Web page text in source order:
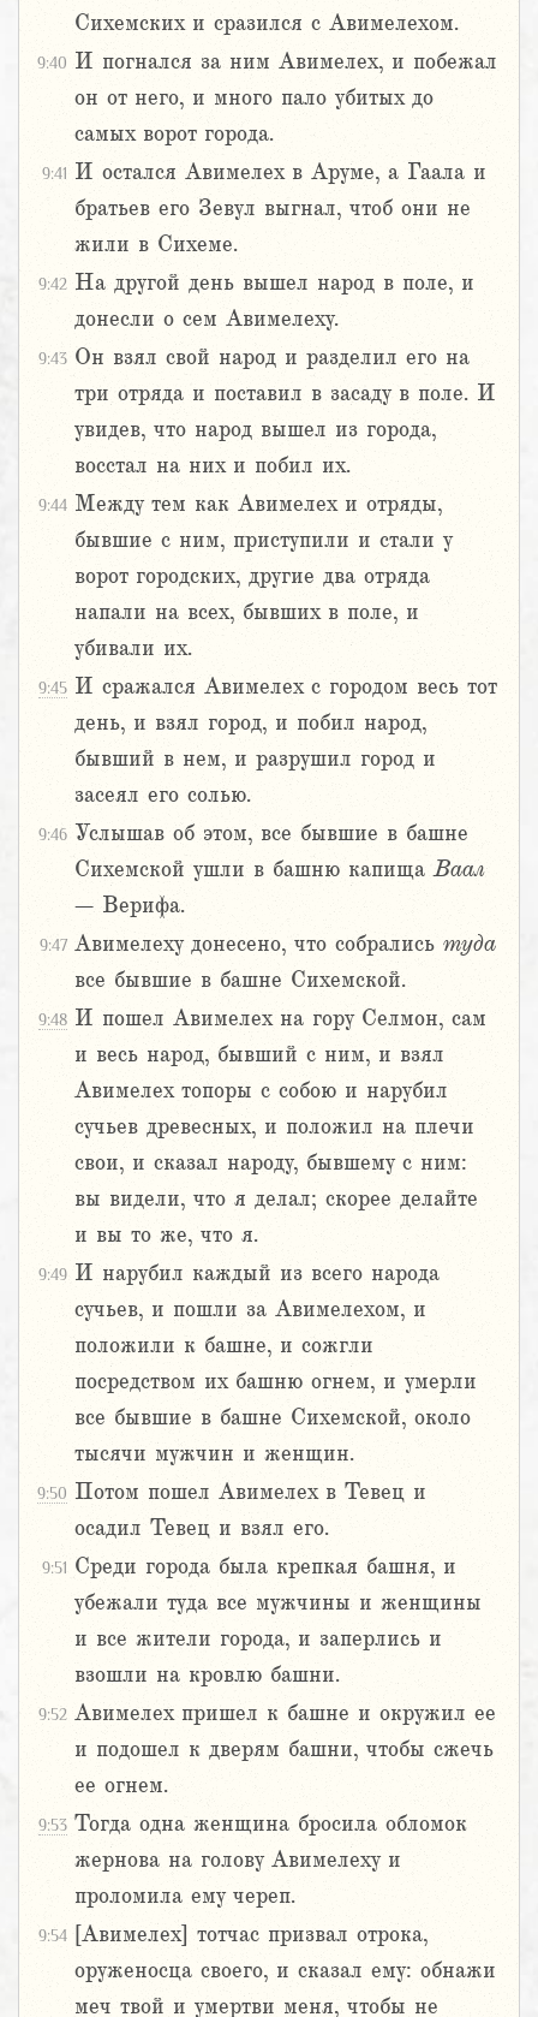
Сихемских и сразился с Авимелехом.
9:40 И погнался за ним Авимелех, и побежал
он от него, и много пало убитых до
самых ворот города.
9:41 И остался Авимелех в Аруме, а Гаала и
братьев его Зевул выгнал, чтоб они не
жили в Сихеме.
9:42 На другой день вышел народ в поле, и
донесли о сем Авимелеху.
9:43 Он взял свой народ и разделил его на
три отряда и поставил в засаду в поле. И
увидев, что народ вышел из города,
восстал на них и побил их.
9:44 Между тем как Авимелех и отряды,
бывшие с ним, приступили и стали у
ворот городских, другие два отряда
напали на всех, бывших в поле, и
убивали их.
9:45 И сражался Авимелех с городом весь тот
день, и взял город, и побил народ,
бывший в нем, и разрушил город и
засеял его солью.
9:46 Услышав об этом, все бывшие в башне
Сихемской ушли в башню капищаВаал
– Верифа.
9:47 Авимелеху донесено, что собрались туда
все бывшие в башне Сихемской.
9:48 И пошел Авимелех на гору Селмон, сам
и весь народ, бывший с ним, и взял
Авимелех топоры с собою и нарубил
сучьев древесных, и положил на плечи
свои, и сказал народу, бывшему с ним:
вы видели, что я делал; скорее делайте
и вы то же, что я.
9:49 И нарубил каждый из всего народа
сучьев, и пошли за Авимелехом, и
положили к башне, и сожгли
посредством их башню огнем, и умерли
все бывшие в башне Сихемской, около
тысячи мужчин и женщин.
9:50 Потом пошел Авимелех в Тевец и
осадил Тевец и взял его.
9:51 Среди города была крепкая башня, и
убежали туда все мужчины и женщины
и все жители города, и заперлись и
взошли на кровлю башни.
9:52 Авимелех пришел к башне и окружил ее
и подошел к дверям башни, чтобы сжечь
ее огнем.
9:53 Тогда одна женщина бросила обломок
жернова на голову Авимелеху и
проломила ему череп.
9:54
[Авимелех] тотчас призвал отрока,
оруженосца своего, и сказал ему: обнажи
меч твой и умертви меня, чтобы не